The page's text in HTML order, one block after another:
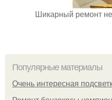
Шикарный ремонт
Популярные материалы
Очень интересная